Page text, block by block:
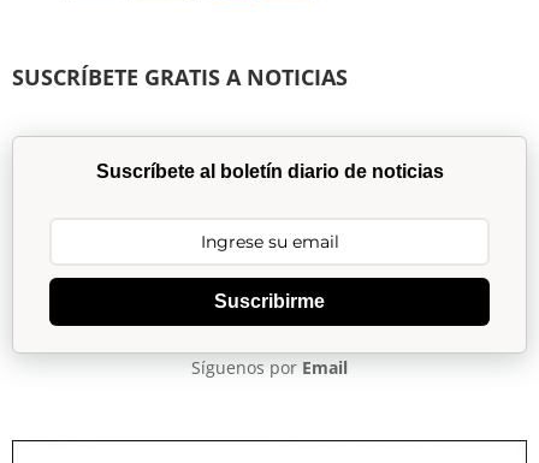
SUSCRÍBETE GRATIS A NOTICIAS
Suscríbete al boletín diario de noticias
Suscribirme
Síguenos por Email